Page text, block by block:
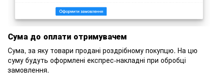
Сума до оплати отримувачем
Сума, за яку товари продані роздрібному покупцю. На цю
суму будуть оформлені експрес-накладні при обробці
замовлення.